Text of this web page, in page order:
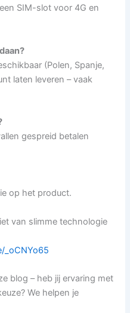
SIM-slot voor 4G en
(Polen, Spanje,
laten leveren – vaak
gespreid betalen
op het product.
van slimme technologie
_oCNYo65
blog – heb jij ervaring met
We helpen je